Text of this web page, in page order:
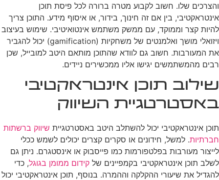
והצרכים שלו. חשוב לקבוע מטרה ברורה לכל פיסת תוכן
אינטראקטיבי, בין אם זה חינוך, בידור, או איסוף מידע. התוכן צריך
להיות קצר וממוקד, עם ממשק משתמש אינטואיטיבי. שימוש בעיצוב
ויזואלי מושך ואלמנטים של משחקיות (gamification) יכול להגביר
את המעורבות. חשוב גם לוודא שהתוכן מותאם היטב למובייל, שכן
רבים מהמשתמשים יגישו אליו ממכשירים ניידים.
שילוב תוכן אינטראקטיבי
באסטרטגיית השיווק
תוכן אינטראקטיבי יכול להשתלב היטב באסטרטגיית שיווק ברשתות
חברתיות. למשל, חידונים או סקרים קצרים יכולים לשמש ככלי
לייצור מעורבות בפלטפורמות כמו פייסבוק או אינסטגרם. ניתן גם
לשלב תוכן אינטראקטיבי בקמפיינים של קידום ממומן בגוגל, כדי
להגדיל את שיעורי ההקלקה וההמרה. בנוסף, תוכן אינטראקטיבי יכול